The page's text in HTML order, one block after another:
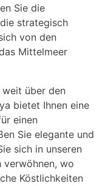
Sie die
strategisch
von den
Mittelmeer
weit über den
bietet Ihnen eine
einen
Sie elegante und
sich in unseren
verwöhnen, wo
Köstlichkeiten